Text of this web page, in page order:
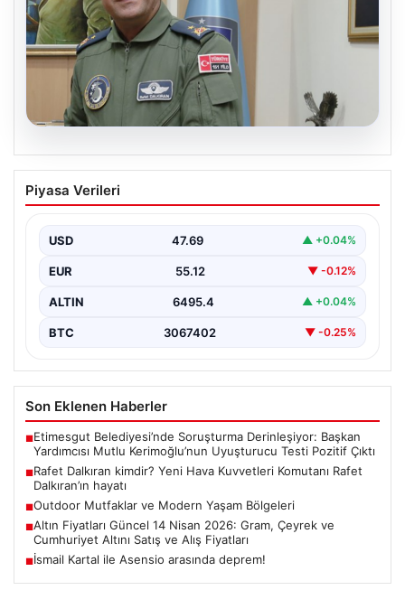
Rafet Dalkıran kimdir? Yeni Hava
Kuvvetleri Komutanı Rafet Dalkıran’ın
Piyasa Verileri
USD 47.69 ▲ +0.04%
EUR 55.12 ▼ -0.12%
ALTIN 6495.4 ▲ +0.04%
BTC 3067402 ▼ -0.25%
Son Eklenen Haberler
■Etimesgut Belediyesi’nde Soruşturma Derinleşiyor: Başkan
Yardımcısı Mutlu Kerimoğlu’nun Uyuşturucu Testi Pozitif Çıktı
■Rafet Dalkıran kimdir? Yeni Hava Kuvvetleri Komutanı Rafet
Dalkıran’ın hayatı
■Outdoor Mutfaklar ve Modern Yaşam Bölgeleri
■Altın Fiyatları Güncel 14 Nisan 2026: Gram, Çeyrek ve
Cumhuriyet Altını Satış ve Alış Fiyatları
■İsmail Kartal ile Asensio arasında deprem!